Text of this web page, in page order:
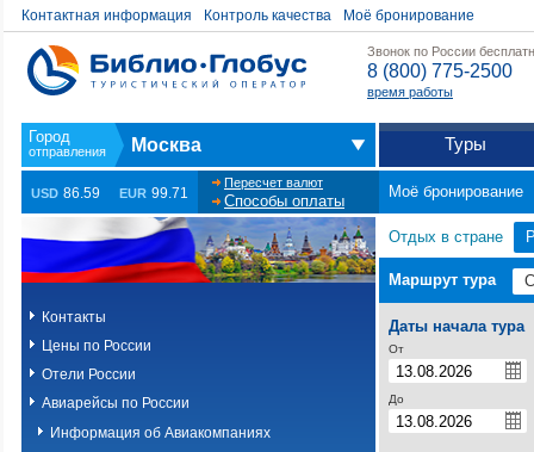
Контактная информация Контроль качества Моё бронирование
Звонок по России
8 (800) 775-2500
время работы
Москва Туры
USD 86.59 EUR 99.71
Пересчет валют
Способы оплаты
Моё бронирование
Контакты
Цены по России
Отели России
Авиарейсы по России
Информация об Авиакомпаниях
Отдых в стране
Маршрут тура
Даты начала тура
От
До